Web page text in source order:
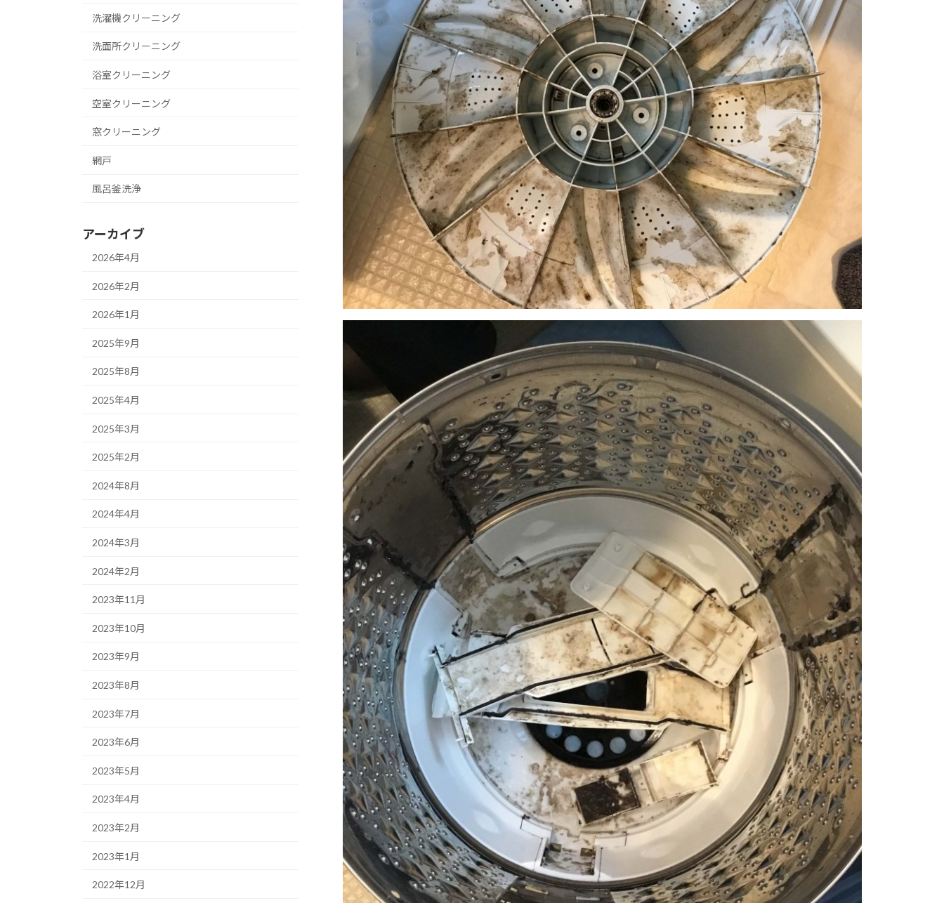
洗濯機クリーニング
洗面所クリーニング
浴室クリーニング
空室クリーニング
窓クリーニング
網戸
風呂釜洗浄
アーカイブ
2026年4月
2026年2月
2026年1月
2025年9月
2025年8月
2025年4月
2025年3月
2025年2月
2024年8月
2024年4月
2024年3月
2024年2月
2023年11月
2023年10月
2023年9月
2023年8月
2023年7月
2023年6月
2023年5月
2023年4月
2023年2月
2023年1月
2022年12月